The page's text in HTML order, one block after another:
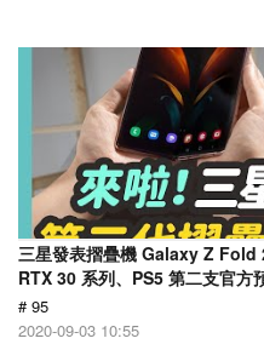
三星發表摺疊機 Galaxy Z Fold
RTX 30 系列、PS5 第二支官方
# 95
2020-09-03 10:55